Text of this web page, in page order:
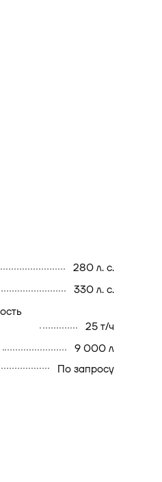
280 л. с.
330 л. с.
25 т/ч
9 000 л
По запросу